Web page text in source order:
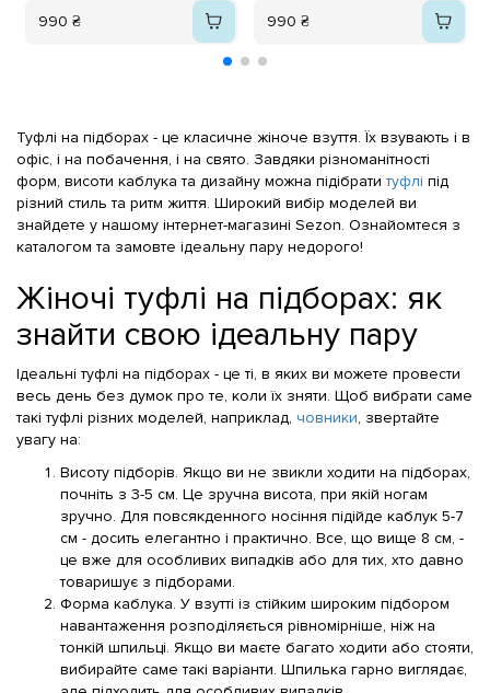
990 ₴ 990 ₴
Туфлі на підборах - це класичне жіноче взуття. Їх взувають і в
офіс, і на побачення, і на свято. Завдяки різноманітності
форм, висоти каблука та дизайну можна підібрати туфлі під
різний стиль та ритм життя. Широкий вибір моделей ви
знайдете у нашому інтернет-магазині Sezon. Ознайомтеся з
каталогом та замовте ідеальну пару недорого!
Жіночі туфлі на підборах: як
знайти свою ідеальну пару
Ідеальні туфлі на підборах - це ті, в яких ви можете провести
весь день без думок про те, коли їх зняти. Щоб вибрати саме
такі туфлі різних моделей, наприклад, човники, звертайте
увагу на:
Висоту підборів. Якщо ви не звикли ходити на підборах,
почніть з 3-5 см. Це зручна висота, при якій ногам
зручно. Для повсякденного носіння підійде каблук 5-7
см - досить елегантно і практично. Все, що вище 8 см, -
це вже для особливих випадків або для тих, хто давно
товаришує з підборами.
Форма каблука. У взутті із стійким широким підбором
навантаження розподіляється рівномірніше, ніж на
тонкій шпильці. Якщо ви маєте багато ходити або стояти,
вибирайте саме такі варіанти. Шпилька гарно виглядає,